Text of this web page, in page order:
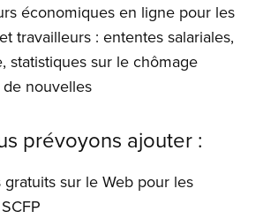
économiques en ligne pour les
travailleurs : ententes salariales,
statistiques sur le chômage
nouvelles
prévoyons ajouter :
sur le Web pour les